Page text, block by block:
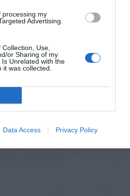
processing my
Advertising.
Use,
or Sharing of my
Unrelated with the
was collected.
Data Access Privacy Policy